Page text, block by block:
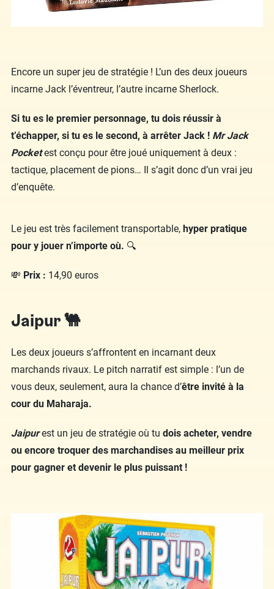
Encore un super jeu de stratégie ! L’un des deux joueurs
incarne Jack l’éventreur, l’autre incarne Sherlock.
Si tu es le premier personnage, tu dois réussir à
t’échapper, si tu es le second, à arrêter Jack ! Mr Jack
Pocketest conçu pour être joué uniquement à deux :
tactique, placement de pions… Il s’agit donc d’un vrai jeu
d’enquête.
Le jeu est très facilement transportable, hyper pratique
pour y jouer n’importe où. 🔍
💸 Prix : 14,90 euros
Jaipur 🐫
Les deux joueurs s’affrontent en incarnant deux
marchands rivaux. Le pitch narratif est simple : l’un de
vous deux, seulement, aura la chance d’être invité à la
cour du Maharaja.
Jaipurest un jeu de stratégie où tu dois acheter, vendre
ou encore troquer des marchandises au meilleur prix
pour gagner et devenir le plus puissant !